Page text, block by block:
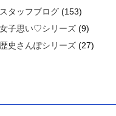
スタッフブログ (153)
女子思い♡シリーズ (9)
歴史さんぽシリーズ (27)